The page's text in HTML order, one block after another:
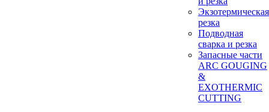
Экзотермическая
резка
Подводная
сварка и резка
Запасные части
ARC GOUGING
&
EXOTHERMIC
CUTTING